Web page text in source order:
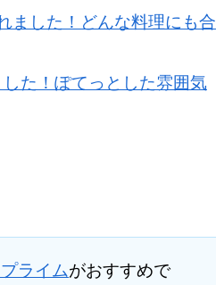
ました！どんな料理にも合
た！ぽてっとした雰囲気
ライムがおすすめで